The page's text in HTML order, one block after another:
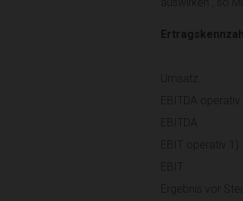
Umsatz
EBITDA operativ
EBITDA
EBIT operativ 1)
EBIT
Ergebnis vor